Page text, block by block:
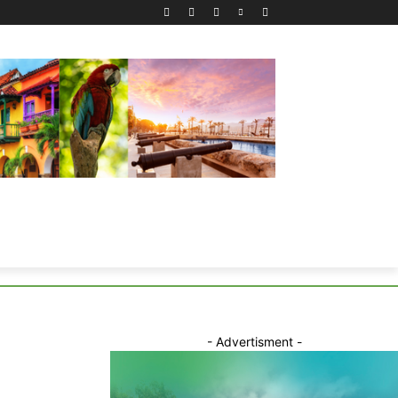
- Advertisment -